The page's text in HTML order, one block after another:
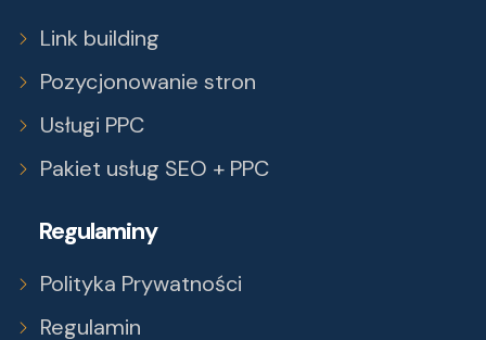
Link building
Pozycjonowanie stron
Usługi PPC
Pakiet usług SEO + PPC
Regulaminy
Polityka Prywatności
Regulamin